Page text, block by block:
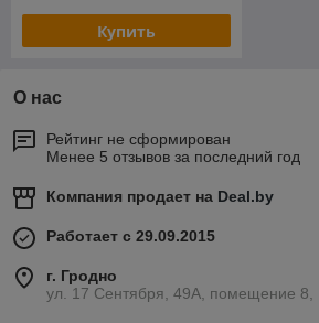
Купить
О нас
Рейтинг не сформирован
Менее 5 отзывов за последний год
Компания продает на Deal.by
Работает с 29.09.2015
г. Гродно
ул. 17 Сентября, 49А, помещение 8,